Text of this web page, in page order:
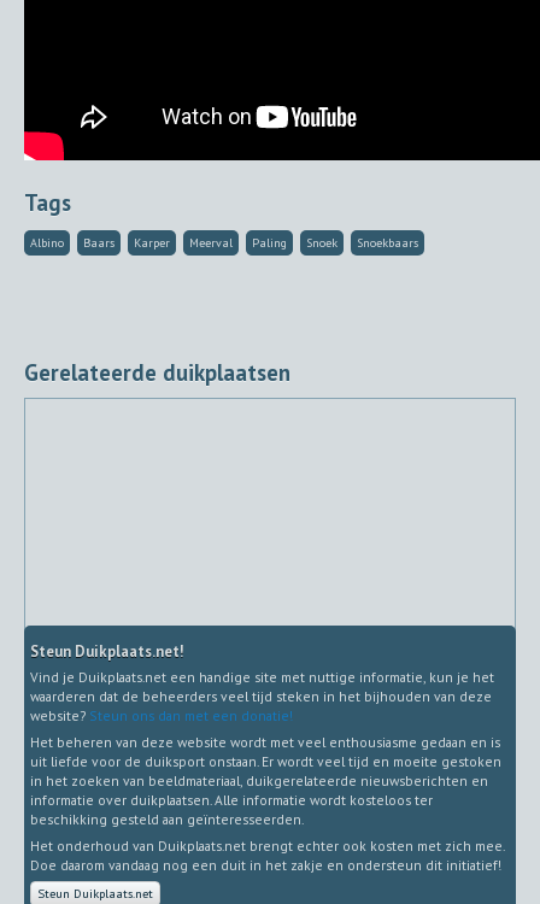
Tags
Albino Baars Karper Meerval Paling Snoek Snoekbaars
Gerelateerde duikplaatsen
Steun Duikplaats.net!
Vind je Duikplaats.net een handige site met nuttige informatie, kun je het
waarderen dat de beheerders veel tijd steken in het bijhouden van deze
website? Steun ons dan met een donatie!
Het beheren van deze website wordt met veel enthousiasme gedaan en is
uit liefde voor de duiksport onstaan. Er wordt veel tijd en moeite gestoken
in het zoeken van beeldmateriaal, duikgerelateerde nieuwsberichten en
informatie over duikplaatsen. Alle informatie wordt kosteloos ter
beschikking gesteld aan geïnteresseerden.
Het onderhoud van Duikplaats.net brengt echter ook kosten met zich mee.
Doe daarom vandaag nog een duit in het zakje en ondersteun dit initiatief!
Steun Duikplaats.net